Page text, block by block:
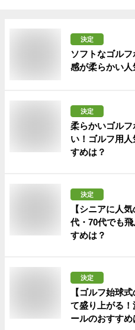
決定
ソフトなゴル
感が柔らかい人
決定
柔らかいゴル
い！ゴルフ用
すめは？
決定
【シニアに人
代・70代でも
すめは？
決定
【ゴルフ始球
て盛り上がる
ールのおすすめ